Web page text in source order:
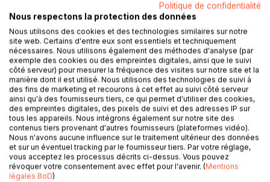
Ajouter à ma liste d'envies
Laisser un avis
DESCRIPTION
La valeur d'un tweet est dans sa gratuité ainsi que dans sa
proposition d'être libre à lire.
Néanmoins, la valeur d'une poésie mérite que des oeuvres
Politique de confidentialité
Nous respectons la protection des données
Nous utilisons des cookies et des technologies similaires sur notre
site web. Certains d'entre eux sont essentiels et techniquement
nécessaires. Nous utilisons également des méthodes d'analyse (par
exemple des cookies ou des empreintes digitales, ainsi que le suivi
côté serveur) pour mesurer la fréquence des visites sur notre site et la
manière dont il est utilisé. Nous utilisons des technologies de suivi à
des fins de marketing et recourons à cet effet au suivi côté serveur
ainsi qu'à des fournisseurs tiers, ce qui permet d'utiliser des cookies,
des empreintes digitales, des pixels de suivi et des adresses IP sur
tous les appareils. Nous intégrons également sur notre site des
contenus tiers provenant d'autres fournisseurs (plateformes vidéo).
Nous n'avons aucune influence sur le traitement ultérieur des données
et sur un éventuel tracking par le fournisseur tiers. Par votre réglage,
vous acceptez les processus décrits ci-dessus. Vous pouvez
révoquer votre consentement avec effet pour l'avenir. (Mentions
légales BoD)